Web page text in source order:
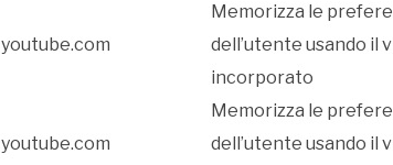
youtube.com
Memorizza le
dell’utente usando il
incorporato
youtube.com
Memorizza le
dell’utente usando il